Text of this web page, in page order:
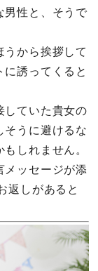
男性と、そうで
から挨拶して
誘ってくると
していた貴女の
そうに避けるな
しれません。
メッセージが添
返しがあると